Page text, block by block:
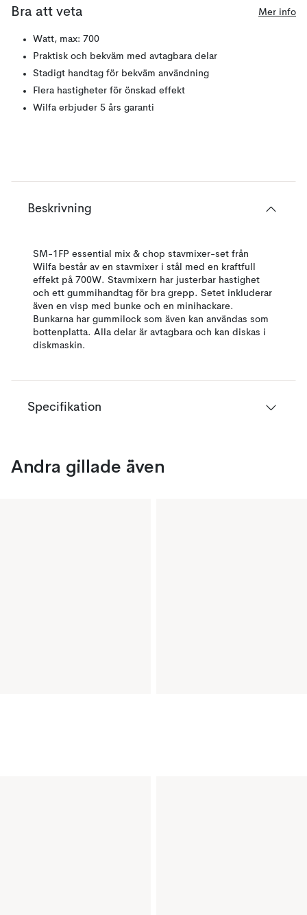
Bra att veta Mer info
Watt, max: 700
Praktisk och bekväm med avtagbara delar
Stadigt handtag för bekväm användning
Flera hastigheter för önskad effekt
Wilfa erbjuder 5 års garanti
Beskrivning
SM-1FP essential mix & chop stavmixer-set från
Wilfa består av en stavmixer i stål med en kraftfull
effekt på 700W. Stavmixern har justerbar hastighet
och ett gummihandtag för bra grepp. Setet inkluderar
även en visp med bunke och en minihackare.
Bunkarna har gummilock som även kan användas som
bottenplatta. Alla delar är avtagbara och kan diskas i
diskmaskin.
Specifikation
Andra gillade även